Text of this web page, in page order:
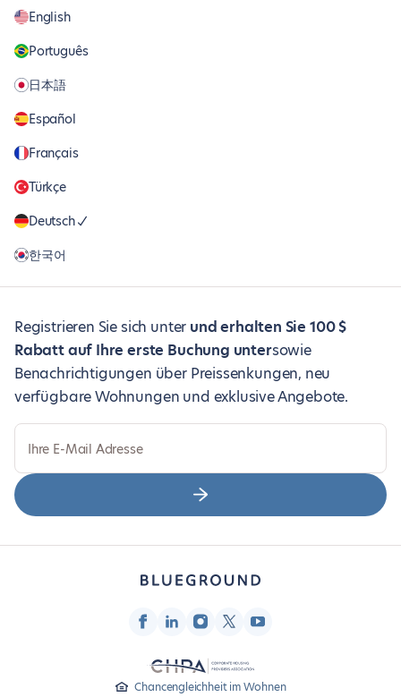
English
Português
日本語
Español
Français
Türkçe
Deutsch
한국어
Registrieren Sie sich unter und erhalten Sie 100 $
Rabatt auf Ihre erste Buchung untersowie
Benachrichtigungen über Preissenkungen, neu
verfügbare Wohnungen und exklusive Angebote.
Ihre E-Mail Adresse
Chancengleichheit im Wohnen